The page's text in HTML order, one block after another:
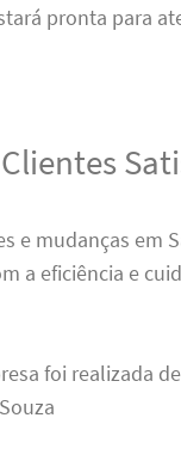
pronta para
e mudanças em
a eficiência e
foi realizada